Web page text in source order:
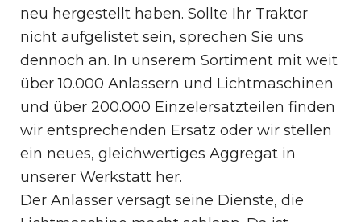
neu hergestellt haben. Sollte Ihr Traktor
nicht aufgelistet sein, sprechen Sie uns
dennoch an. In unserem Sortiment mit weit
über 10.000 Anlassern und Lichtmaschinen
und über 200.000 Einzelersatzteilen finden
wir entsprechenden Ersatz oder wir stellen
ein neues, gleichwertiges Aggregat in
unserer Werkstatt her.
Der Anlasser versagt seine Dienste, die